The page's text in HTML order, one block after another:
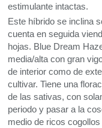
estimulante intactas.
Este híbrido se inclina
cuenta en seguida
hojas. Blue Dream
media/alta con gran
de interior como de
cultivar. Tiene una
de las sativas, con
periodo y pasar a la
medio de ricos